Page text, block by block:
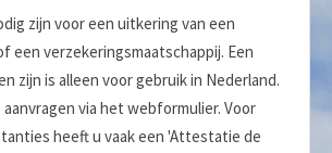
zijn voor een uitkering van een
een verzekeringsmaatschappij. Een
zijn is alleen voor gebruik in Nederland.
via het webformulier. Voor
heeft u vaak een 'Attestatie de